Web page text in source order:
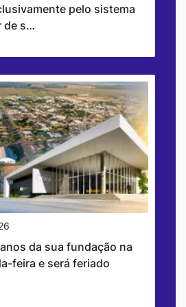
pelo sistema
de s…
da sua fundação na
feira e será feriado